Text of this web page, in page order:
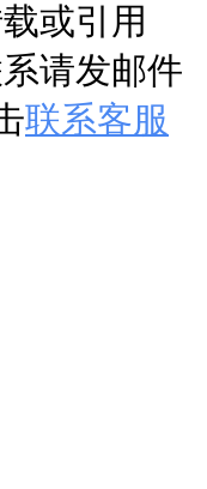
或引用
请发邮件
联系客服